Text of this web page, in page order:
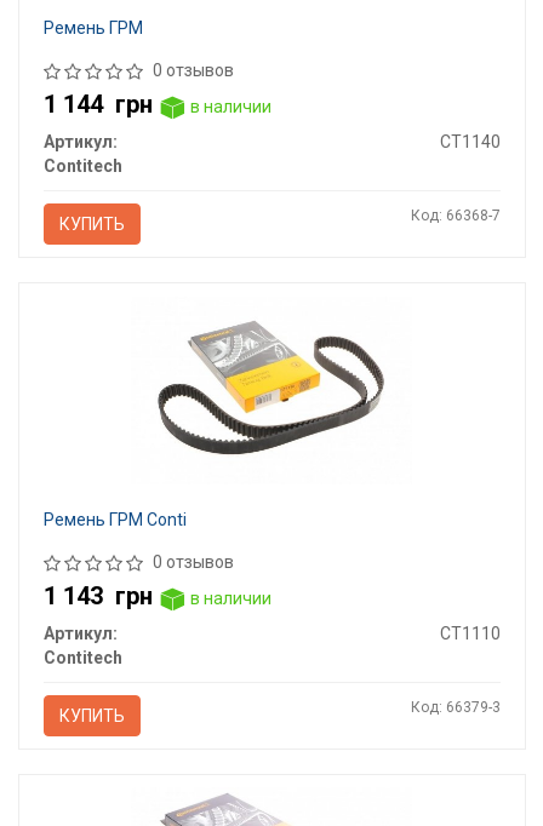
Ремень ГРМ
0 отзывов
1 144 грн
в наличии
Артикул:
CT1140
Contitech
КУПИТЬ Код: 66368-7
Ремень ГРМ Conti
0 отзывов
1 143 грн
в наличии
Артикул:
CT1110
Contitech
КУПИТЬ Код: 66379-3